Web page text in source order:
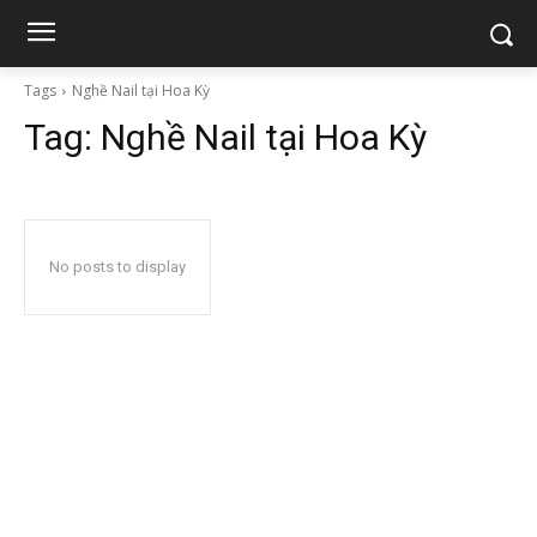
Tags Nghề Nail tại Hoa Kỳ
Tag: Nghề Nail tại Hoa Kỳ
No posts to display